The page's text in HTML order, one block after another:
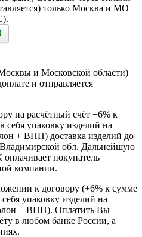
только Москва и МО
и Московской области)
и отправляется
на расчётный счёт +6% к
упаковку изделий на
+ ВПП) доставка изделий до
обл. Дальнейшую
покупатель
компании.
к договору (+6% к сумме
упаковку изделий на
+ ВПП). Оплатить Вы
в любом банке России, а